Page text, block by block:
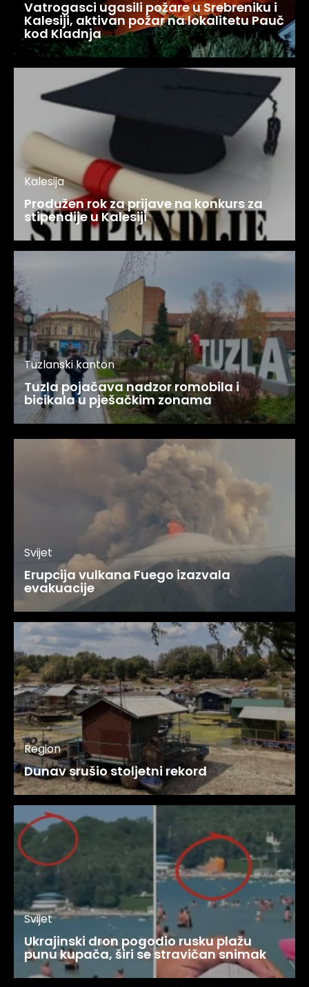
Vatrogasci ugasili požare u Srebreniku i
Kalesiji, aktivan požar na lokalitetu Pauč
kod Kladnja
Kalesija
Produžen rok za prijave na konkurs za
stipendije u Kalesiji
Tuzlanski kanton
Tuzla pojačava nadzor romobila i
bicikala u pješačkim zonama
Svijet
Erupcija vulkana Fuego izazvala
evakuacije
Region
Dunav srušio stoljetni rekord
Svijet
Ukrajinski dron pogodio rusku plažu
punu kupača, širi se stravičan snimak